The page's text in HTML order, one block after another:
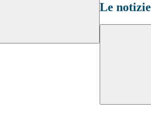
Le notizie